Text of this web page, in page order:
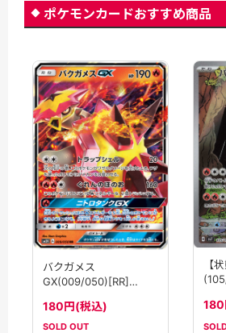
ポケモンカードおすすめ商品
バクガメス
GX(009/050)[RR]
180円(税込)
SOLD OUT
【
180